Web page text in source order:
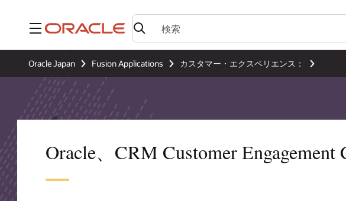
メニュー
Oracle Japan Fusion Applications カスタマー・エクスペリエンス：
Oracle、CRM Customer